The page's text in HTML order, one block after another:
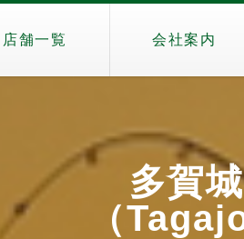
店舗一覧 会社案内
多賀
（